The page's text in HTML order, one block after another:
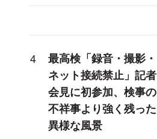
最高検「録音・撮影・
ネット接続禁止」記者
会見に初参加、検事の
不祥事より強く残った
異様な風景